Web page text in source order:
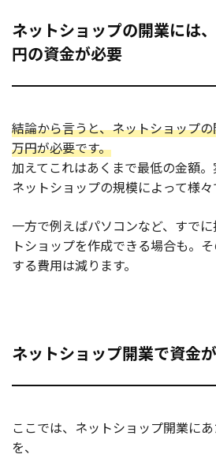
ネットショップの開業には
円の資金が必要
結論から言うと、ネットショップ
万円が必要です。
加えてこれはあくまで最低の金額。
ネットショップの規模によって様々
一方で例えばパソコンなど、すで
トショップを作成できる場合も。
する費用は減ります。
ネットショップ開業で資金
ここでは、ネットショップ開業に
を、